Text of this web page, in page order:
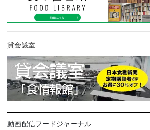
貸会議室
動画配信フードジャーナル